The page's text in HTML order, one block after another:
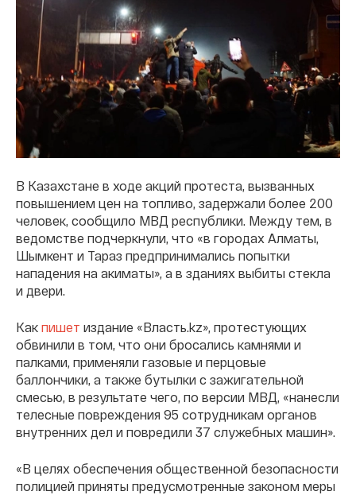
В Казахстане в ходе акций протеста, вызванных
повышением цен на топливо, задержали более 200
человек, сообщило МВД республики. Между тем, в
ведомстве подчеркнули, что «в городах Алматы,
Шымкент и Тараз предпринимались попытки
нападения на акиматы», а в зданиях выбиты стекла
и двери.
Как пишет издание «Власть.kz», протестующих
обвинили в том, что они бросались камнями и
палками, применяли газовые и перцовые
баллончики, а также бутылки с зажигательной
смесью, в результате чего, по версии МВД, «нанесли
телесные повреждения 95 сотрудникам органов
внутренних дел и повредили 37 служебных машин».
«В целях обеспечения общественной безопасности
полицией приняты предусмотренные законом меры